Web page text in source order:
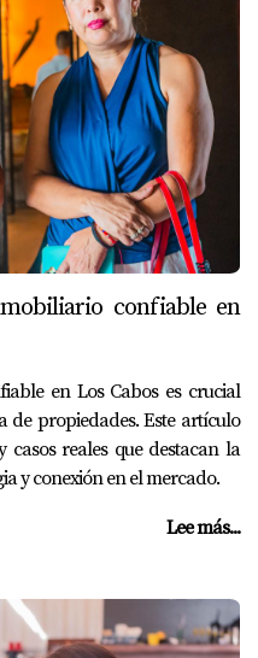
confiable en
en Los Cabos es crucial
propiedades. Este artículo
casos reales que destacan la
y conexión en el mercado.
Lee más...